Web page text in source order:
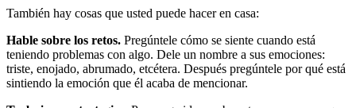
También hay cosas que usted puede hacer en casa:
Hable sobre los retos. Pregúntele cómo se siente cuando está
teniendo problemas con algo. Dele un nombre a sus emociones:
triste, enojado, abrumado, etcétera. Después pregúntele por qué está
sintiendo la emoción que él acaba de mencionar.